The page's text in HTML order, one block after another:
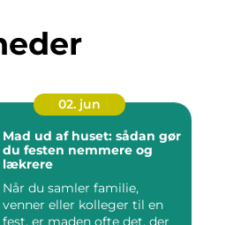
02. jun
Mad ud af huset: sådan gør
du festen nemmere og
lækrere
Når du samler familie,
venner eller kolleger til en
fest, er maden ofte det, der